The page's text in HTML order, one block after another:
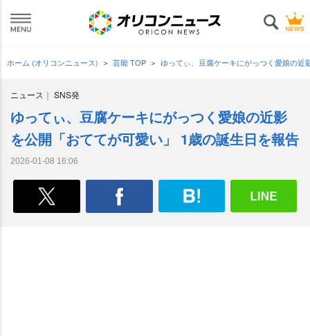
ホーム (オリコンニュース) 芸能 TOP ゆってぃ、豆腐ケーキにがっつく愛娘の
ニュース SNS発
ゆってぃ、豆腐ケーキにがっつく愛娘の近影
を公開「おててが可愛い」 1歳の誕生日を報告
2026-01-08 16:06